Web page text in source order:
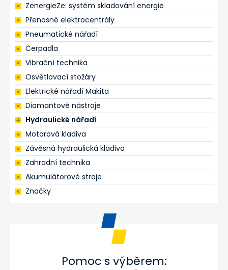
ZenergieZe: systém skladování energie
Přenosné elektrocentrály
Pneumatické nářadí
Čerpadla
Vibrační technika
Osvětlovací stožáry
Elektrické nářadí Makita
Diamantové nástroje
Hydraulické nářadí
Motorová kladiva
Závěsná hydraulická kladiva
Zahradní technika
Akumulátorové stroje
Značky
Pomoc s výběrem: